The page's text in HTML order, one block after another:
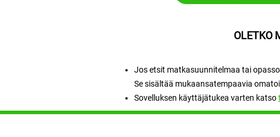
OLETKO
Jos etsit matkasuunnitelmaa tai
Se sisältää mukaansatempaavia
Sovelluksen käyttäjätukea varten katso